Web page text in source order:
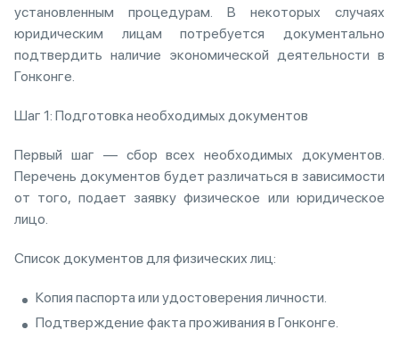
установленным процедурам. В некоторых случаях
юридическим лицам потребуется документально
подтвердить наличие экономической деятельности в
Гонконге.
Шаг 1: Подготовка необходимых документов
Первый шаг — сбор всех необходимых документов.
Перечень документов будет различаться в зависимости
от того, подает заявку физическое или юридическое
лицо.
Список документов для физических лиц:
Копия паспорта или удостоверения личности.
Подтверждение факта проживания в Гонконге.